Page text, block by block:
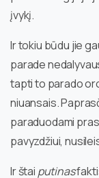
įvykį.
Ir tokiu būdu jie
parade
tapti to parado
niuansais.
paraduodami
pavyzdžiui,
Ir štai putinas